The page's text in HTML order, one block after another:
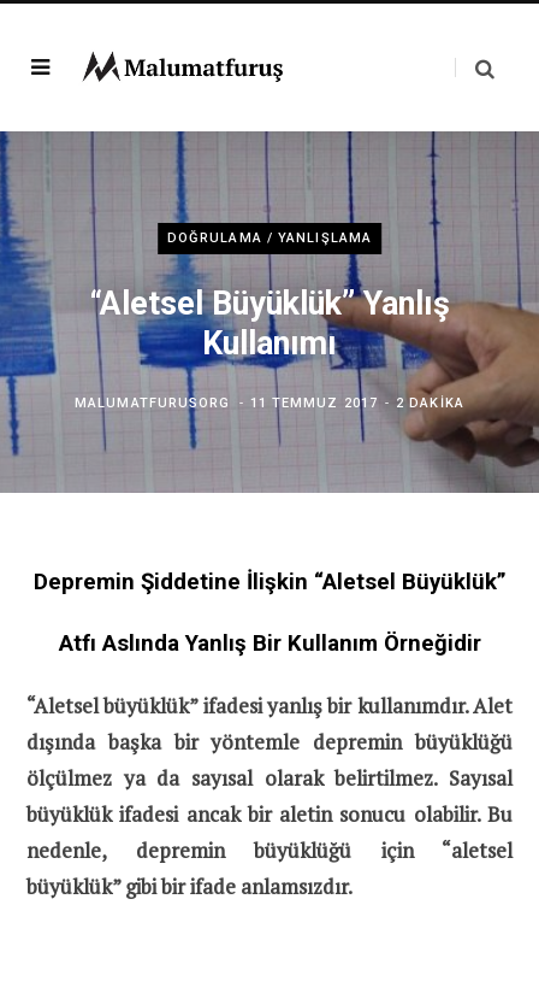
DOĞRULAMA / YANLIŞLAMA
“Aletsel Büyüklük” Yanlış
Kullanımı
MALUMATFURUSORG 11 TEMMUZ 2017 2 DAKIKA
Depremin Şiddetine İlişkin “Aletsel Büyüklük”
Atfı Aslında Yanlış Bir Kullanım Örneğidir
“Aletsel büyüklük” ifadesi yanlış bir kullanımdır. Alet
dışında başka bir yöntemle depremin büyüklüğü
ölçülmez ya da sayısal olarak belirtilmez. Sayısal
büyüklük ifadesi ancak bir aletin sonucu olabilir. Bu
nedenle, depremin büyüklüğü için “aletsel
büyüklük” gibi bir ifade anlamsızdır.